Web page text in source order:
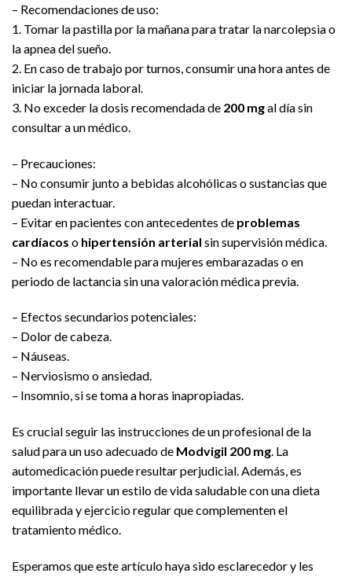
– Recomendaciones de uso:
1. Tomar la pastilla por la mañana para tratar la narcolepsia o
la apnea del sueño.
2. En caso de trabajo por turnos, consumir una hora antes de
iniciar la jornada laboral.
3. No exceder la dosis recomendada de 200 mgal día sin
consultar a un médico.
– Precauciones:
– No consumir junto a bebidas alcohólicas o sustancias que
puedan interactuar.
– Evitar en pacientes con antecedentes de problemas
cardíacos o hipertensión arterial sin supervisión médica.
– No es recomendable para mujeres embarazadas o en
periodo de lactancia sin una valoración médica previa.
– Efectos secundarios potenciales:
– Dolor de cabeza.
– Náuseas.
– Nerviosismo o ansiedad.
– Insomnio, si se toma a horas inapropiadas.
Es crucial seguir las instrucciones de un profesional de la
salud para un uso adecuado de Modvigil 200 mg. La
automedicación puede resultar perjudicial. Además, es
importante llevar un estilo de vida saludable con una dieta
equilibrada y ejercicio regular que complementen el
tratamiento médico.
Esperamos que este artículo haya sido esclarecedor y les